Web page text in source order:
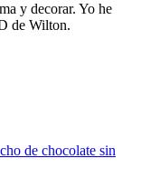
y decorar. Yo he
de Wilton.
de chocolate sin